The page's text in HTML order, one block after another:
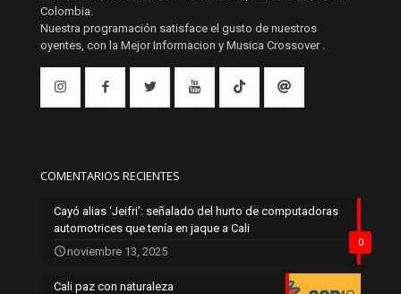
Colombia.
Nuestra programación satisface el gusto de nuestros
oyentes, con la Mejor Informacion y Musica Crossover .
COMENTARIOS RECIENTES
0
Cayó alias ‘Jeifri’: señalado del hurto de computadoras
automotrices que tenía en jaque a Cali
noviembre 13, 2025
Cali paz con naturaleza